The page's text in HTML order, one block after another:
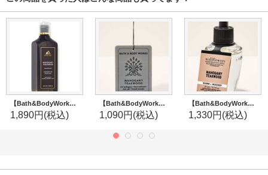
【Bath&BodyWorks】ジェントルジェルハンドソープ：マホガニーティークウッド
1,890円 (税込)
【Bath&BodyWorks】ハンギングフレグランスディフューザー(吊り下げ)：マホガニーティークウッド
1,090円 (税込)
【Bath&BodyWorks】Wallflowers詰替リフィル：マホガニーティークウッド
1,330円 (税込)